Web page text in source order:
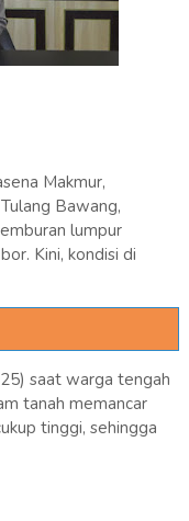
Makmur,
Bawang,
lumpur
Kini, kondisi di
saat warga tengah
tanah memancar
tinggi, sehingga